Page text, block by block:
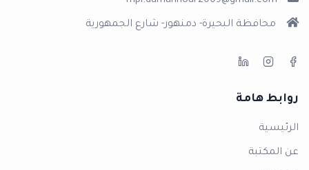
محافظة البحيرة- دمنهور- شارع الجمهورية
روابط هامة
الرئيسية
عن المكتبة